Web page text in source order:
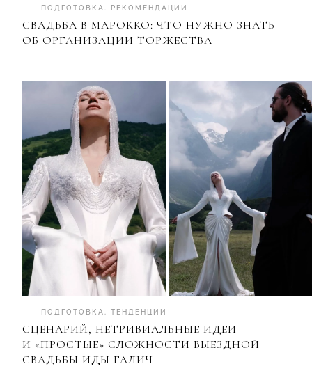
ПОДГОТОВКА РЕКОМЕНДАЦИИ
СВАДЬБА В МАРОККО: ЧТО НУЖНО ЗНАТЬ
ОБ ОРГАНИЗАЦИИ ТОРЖЕСТВА
ПОДГОТОВКА ТЕНДЕНЦИИ
СЦЕНАРИЙ, НЕТРИВИАЛЬНЫЕ ИДЕИ
И «ПРОСТЫЕ» СЛОЖНОСТИ ВЫЕЗДНОЙ
СВАДЬБЫ ИДЫ ГАЛИЧ